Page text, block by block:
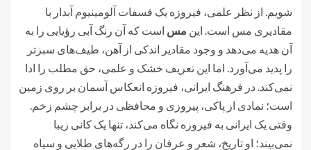
شویم. از نظر علمی، فیروزه یک فسفات آلومینیوم آبدار با
مقادیری مس است. این مس است که آن رنگ آبی رؤیایی را به
آن هدیه می‌دهد و وجود مقادیر اندکی از آهن، طیف‌های سبزتر
را پدید می‌آورد. اما این تعریف خشک و علمی، حق مطلب را ادا
نمی‌کند. در فرهنگ ایرانی، فیروزه انعکاس آسمان بر روی زمین
است؛ نمادی از پاکی، پیروزی و محافظی در برابر چشم زخم.
وقتی یک ایرانی به فیروزه نگاه می‌کند، تنها یک کانی زیبا
نمی‌بیند؛ او تاریخ، شعر و عرفان را در رگه‌های طلایی و سیاه